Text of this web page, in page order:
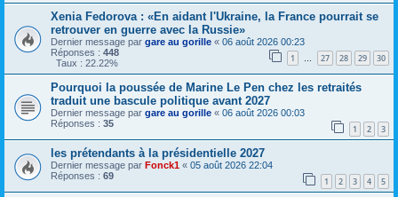
Xenia Fedorova : «En aidant l'Ukraine, la France pourrait se
retrouver en guerre avec la Russie»
Dernier message par gare au gorille « 06 août 2026 00:23
Réponses : 448 1 … 27 28 29 30
Taux : 22.22%
Pourquoi la poussée de Marine Le Pen chez les retraités
traduit une bascule politique avant 2027
Dernier message par gare au gorille « 06 août 2026 00:03
Réponses : 35 1 2 3
les prétendants à la présidentielle 2027
Dernier message par Fonck1 « 05 août 2026 22:04
Réponses : 69 1 2 3 4 5